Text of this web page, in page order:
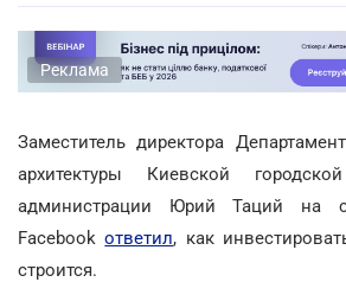
Реклама
Заместитель директора
архитектуры Киевской
администрации Юрий Таций на
Facebookответил, как
строится.